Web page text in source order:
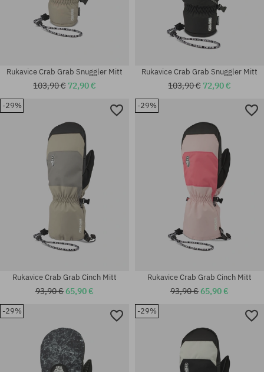
Dostupné veľkosti:
Dostupné veľkosti:
Dostupné veľkosti:
Rukavice Crab Grab Snuggler Mitt
103,90 € 72,90 €
Dostupné veľkosti:
Rukavice Crab Grab Snuggler Mitt
103,90 € 72,90 €
-29%
Rukavice Crab Grab Cinch Mitt
93,90 €65,90 €
-29%
Rukavice Crab Grab Cinch Mitt
93,90 €65,90 €
-29% -29%